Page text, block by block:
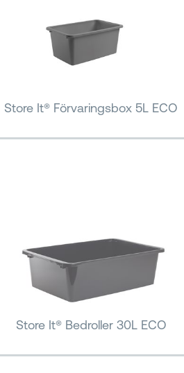
Store It® Förvaringsbox 5L ECO
Store It® Bedroller 30L ECO